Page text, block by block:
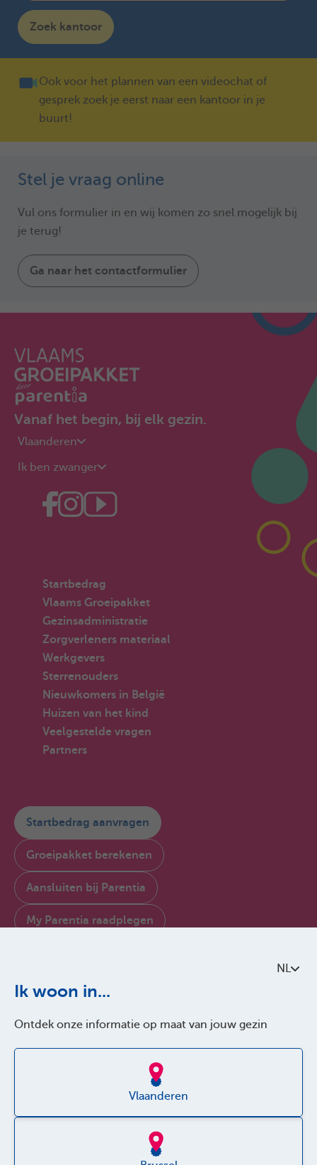
NL
Ik woon in...
Ontdek onze informatie op maat van jouw gezin
Vlaanderen
Zoek kantoor
Ook voor het plannen van een videochat of
gesprek zoek je eerst naar een kantoor in je
buurt!
Stel je vraag online
Vul ons formulier in en wij komen zo snel mogelijk bij
je terug!
Ga naar het contactformulier
Vanaf het begin, bij elk gezin.
Vlaanderen
Ik ben zwanger
Startbedrag
Vlaams Groeipakket
Gezinsadministratie
Zorgverleners materiaal
Werkgevers
Sterrenouders
Nieuwkomers in België
Huizen van het kind
Veelgestelde vragen
Partners
Startbedrag aanvragen
Groeipakket berekenen
Aansluiten bij Parentia
My Parentia raadplegen
Over Parentia
Toegankelijkheid